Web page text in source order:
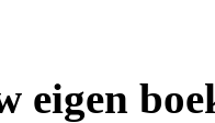
eigen